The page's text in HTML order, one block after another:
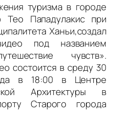
туризма в городе
Тео Пападулакис при
Ханьи,создал
под названием
чувств».
состоится в среду 30
в 18:00 в Центре
Архитектуры в
Старого города